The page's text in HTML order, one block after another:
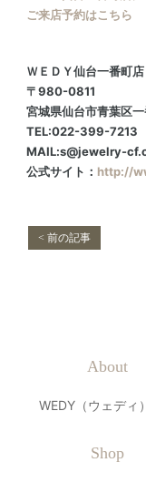
ご来店予約はこちら
ＷＥＤＹ仙台一番町店
〒980-0811
宮城県仙台市青葉区
TEL:022-399-7213
MAIL:s@jewelry-
公式サイト： http://
< 前の記事
About
WEDY（ウェディ
Shop